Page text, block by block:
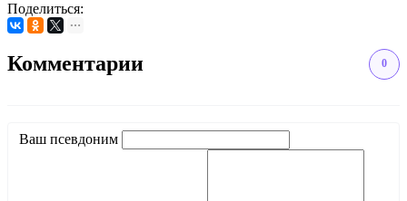
Поделиться:
Комментарии 0
Ваш псевдоним